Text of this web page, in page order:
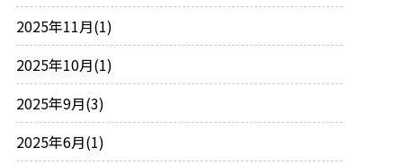
2025年11月(1)
2025年10月(1)
2025年9月(3)
2025年6月(1)